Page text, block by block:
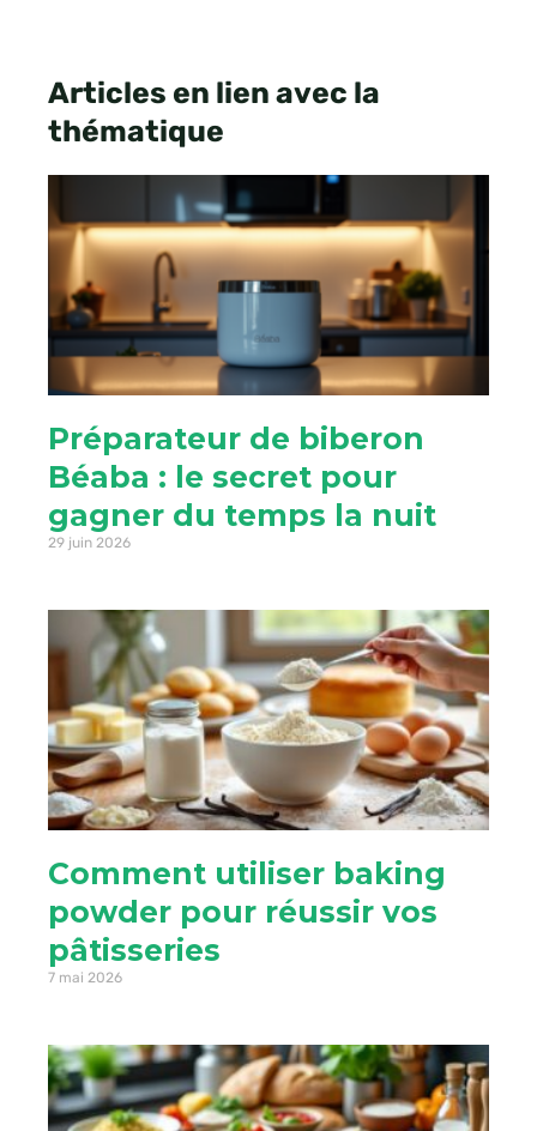
Articles en lien avec la
thématique
Préparateur de biberon
Béaba : le secret pour
gagner du temps la nuit
29 juin 2026
Comment utiliser baking
powder pour réussir vos
pâtisseries
7 mai 2026